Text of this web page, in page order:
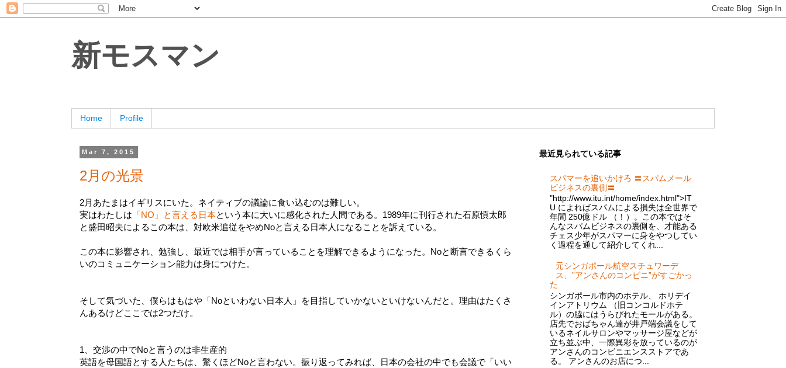
新モスマン
Home Profile
Mar 7, 2015
2月の光景
2月あたまはイギリスにいた。ネイティブの議論に食い込むのは難しい。
実はわたしは 「NO」と言える日本という本に大いに感化された人間である。1989年に刊行された石原慎太郎
と盛田昭夫によるこの本は、対欧米追従をやめNoと言える日本人になることを訴えている。
この本に影響され、勉強し、最近では相手が言っていることを理解できるようになった。Noと断言できるくら
いのコミュニケーション能力は身につけた。
そして気づいた、僕らはもはや「Noといわない日本人」を目指していかないといけないんだと。理由はたくさ
んあるけどここでは2つだけ。
1、交渉の中でNoと言うのは非生産的
英語を母国語とする人たちは、驚くほどNoと言わない。振り返ってみれば、日本の会社の中でも会議で「いい
最近見られている記事
スパマーを追いかけろ 〓スパムメール
ビジネスの裏側〓
"http://www.itu.int/home/index.html">IT
U によればスパムによる損失は全世界で
年間 250億ドル （！）。この本ではそ
んなスパムビジネスの裏側を、才能ある
チェス少年がスパマーに身をやつしてい
く過程を通して紹介してくれ...
元シンガポール航空スチュワーデ
ス、”アンさんのコンビニ”がすごかっ
た
シンガポール市内のホテル、 ホリデイ
インアトリウム （旧コンコルドホテ
ル）の脇にはうらびれたモールがある。
店先でおばちゃん達が井戸端会議をして
いるネイルサロンやマッサージ屋などが
立ち並ぶ中、一際異彩を放っているのが
アンさんのコンビニエンスストアであ
る。 アンさんのお店につ...